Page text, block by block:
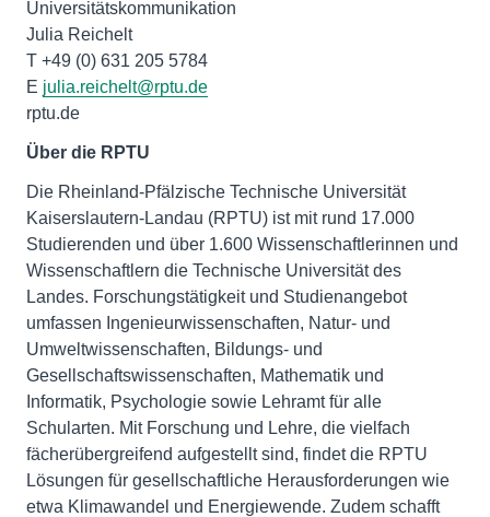
Universitätskommunikation
Julia Reichelt
T +49 (0) 631 205 5784
E julia.reichelt@rptu.de
rptu.de
Über die RPTU
Die Rheinland-Pfälzische Technische Universität
Kaiserslautern-Landau (RPTU) ist mit rund 17.000
Studierenden und über 1.600 Wissenschaftlerinnen und
Wissenschaftlern die Technische Universität des
Landes. Forschungstätigkeit und Studienangebot
umfassen Ingenieurwissenschaften, Natur- und
Umweltwissenschaften, Bildungs- und
Gesellschaftswissenschaften, Mathematik und
Informatik, Psychologie sowie Lehramt für alle
Schularten. Mit Forschung und Lehre, die vielfach
fächerübergreifend aufgestellt sind, findet die RPTU
Lösungen für gesellschaftliche Herausforderungen wie
etwa Klimawandel und Energiewende. Zudem schafft